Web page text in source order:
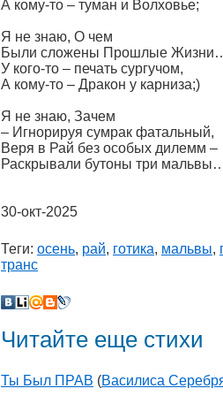
А кому-то – туман и Волховье;
Я не знаю, О чем
Были сложены Прошлые
У кого-то – печать сургучом,
А кому-то – Дракон у карниза;)
Я не знаю, Зачем
– Игнорируя сумрак фатальный,
Веря в Рай без особых дилемм –
Раскрывали бутоны три
30-окт-2025
Теги: осень, рай, готика, мальвы,
транс
Читайте еще стихи
Ты Был ПРАВ (Василиса